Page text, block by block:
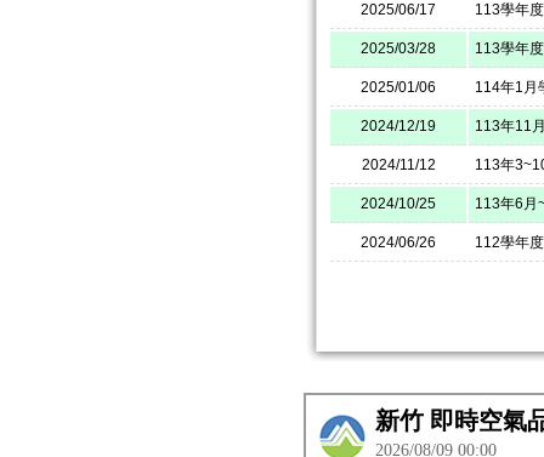
2025/06/17 113學年
2025/03/28 113學年
2025/01/06 114年1月
2024/12/19 113年11
2024/11/12 113年
2024/10/25 113年6月
2024/06/26 112學年